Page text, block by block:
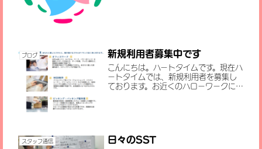
ブログ 新規利用者募集中です
こんにちは。ハートタイムです。現在ハ
ートタイムでは、新規利用者を募集し
ております。お近くのハローワークにて
スタッフ通信 日々のSST